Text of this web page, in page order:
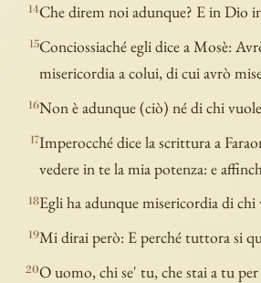
14Che direm noi adunque? E in Dio
15Conciossiaché egli dice a Mosè:
misericordia a colui, di cui avrò
16Non è adunque (ciò) né di chi
17Imperocché dice la scrittura a
vedere in te la mia potenza: e
18Egli ha adunque misericordia di
19Mi dirai però: E perché tuttora si
20O uomo, chi se' tu, che stai a tu